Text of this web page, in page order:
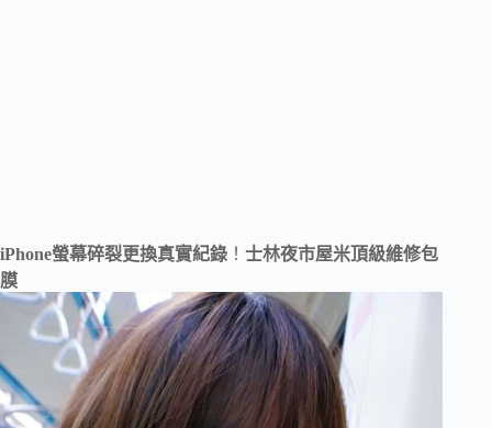
iPhone螢幕碎裂更換真實紀錄 ！ 士林夜市屋米頂級維修包
膜